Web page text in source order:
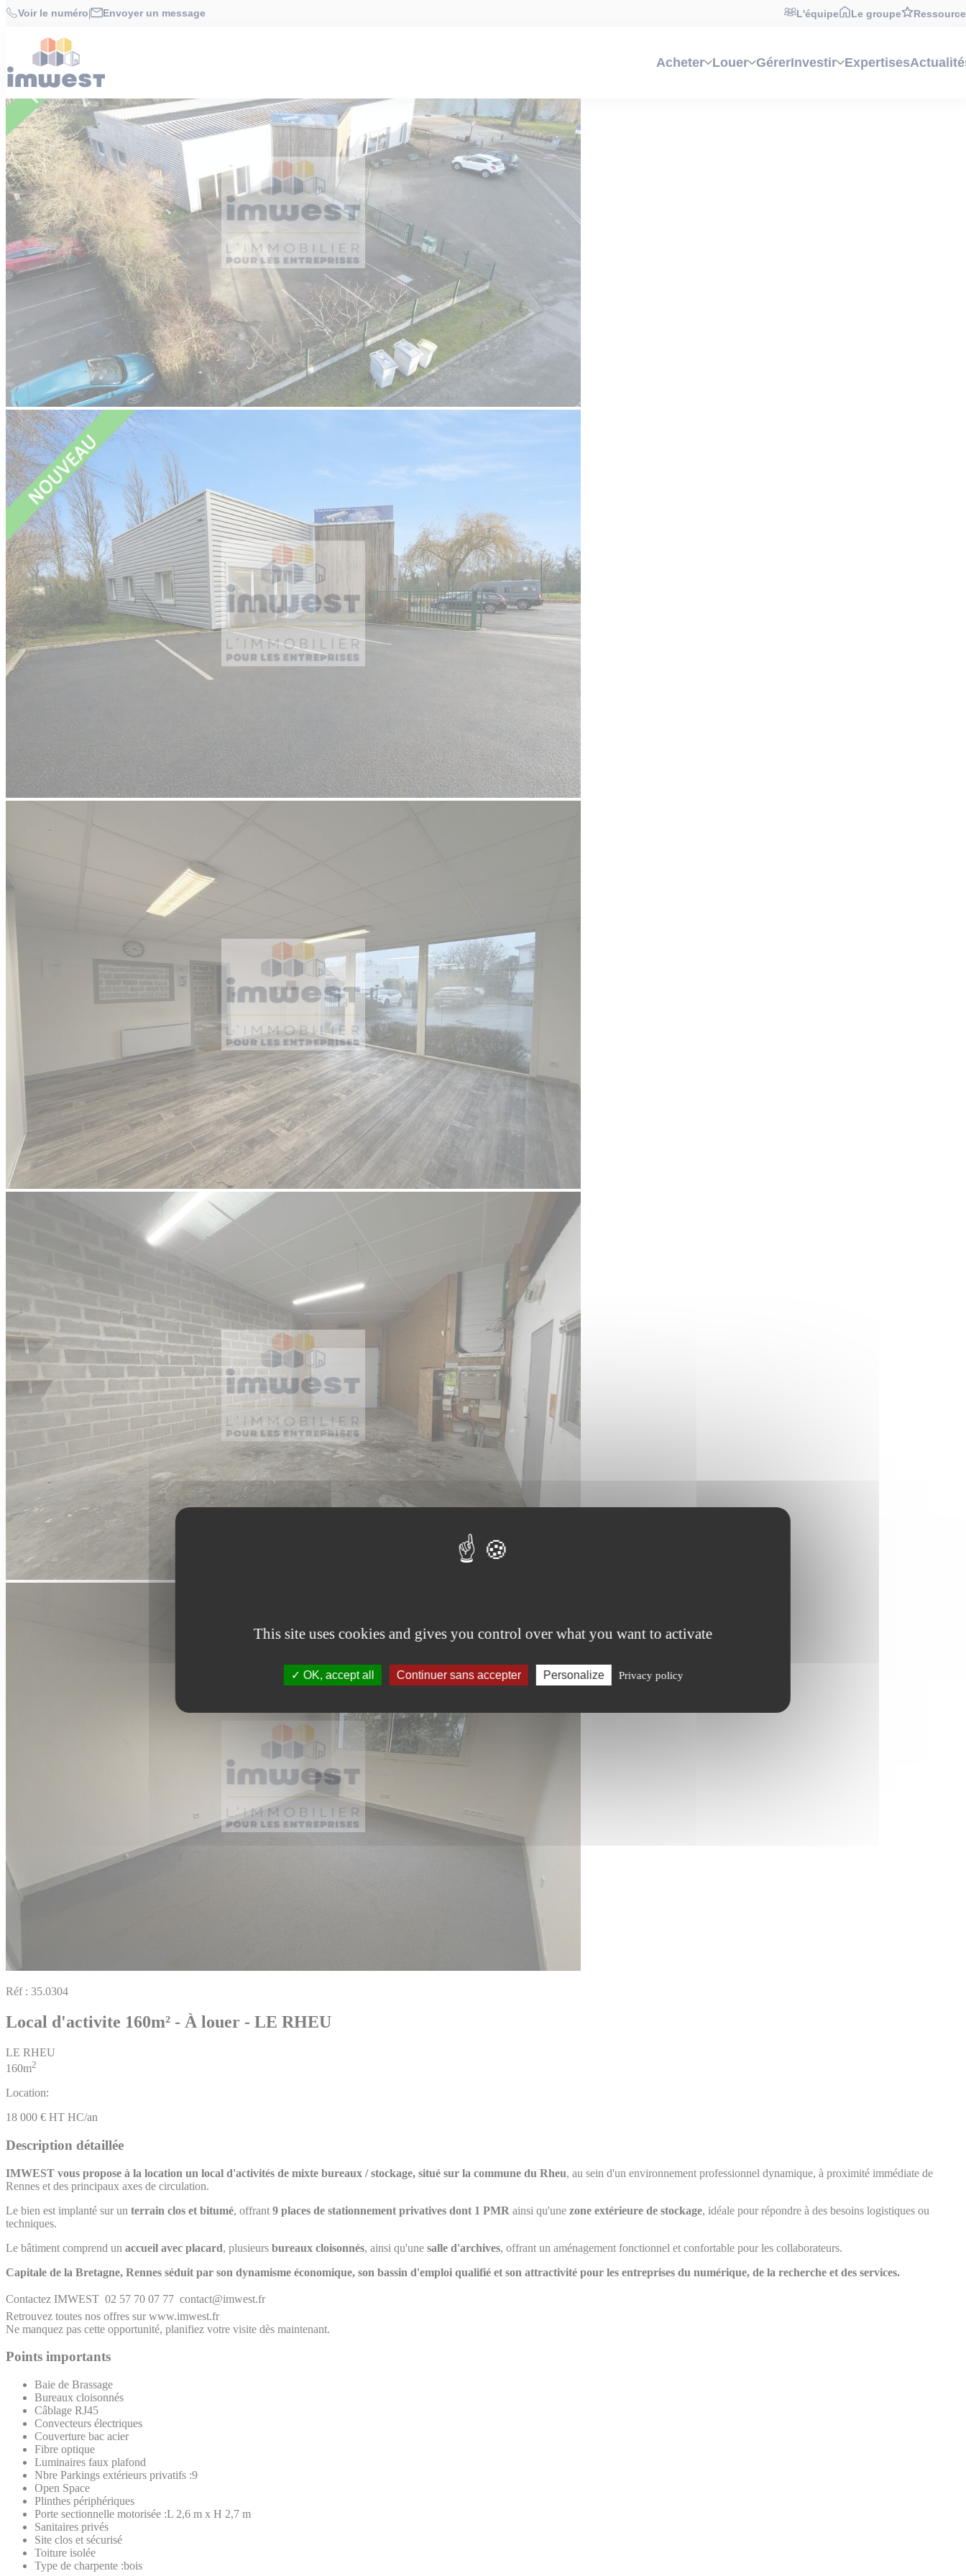
Cookies management panel
This site uses cookies and gives you control over what you want to activate
OK, accept all Continuer sans accepter Personalize Privacy policy
Voir le numéro| Envoyer un message L'équipe Le groupe
Acheter Louer GérerInvestir Expertises
Accueil>Offres>LOCAL D'ACTIVITE 160 m² à LE RHEU
Réf : 35.0304
Local d'activite 160m² - À louer - LE RHEU
LE RHEU
160m2
Location:
18 000 € HT HC/an
Description détaillée
IMWEST vous propose à la location un local d'activités de mixte bureaux / stockage, situé sur la commune du Rheu, au sein d'un environnement professionnel dynamique, à proximité immédiate de
Rennes et des principaux axes de circulation.
Le bien est implanté sur un terrain clos et bitumé, offrant 9 places de stationnement privatives dont 1 PMR ainsi qu'une zone extérieure de stockage, idéale pour répondre à des besoins logistiques ou
techniques.
Le bâtiment comprend un accueil avec placard, plusieurs bureaux cloisonnés, ainsi qu'une salle d'archives, offrant un aménagement fonctionnel et confortable pour les collaborateurs.
Capitale de la Bretagne, Rennes séduit par son dynamisme économique, son bassin d'emploi qualifié et son attractivité pour les entreprises du numérique, de la recherche et des services.
Contactez IMWEST  02 57 70 07 77  contact@imwest.fr
Retrouvez toutes nos offres sur www.imwest.fr
Ne manquez pas cette opportunité, planifiez votre visite dès maintenant.
Points importants
Baie de Brassage
Bureaux cloisonnés
Câblage RJ45
Convecteurs électriques
Couverture bac acier
Fibre optique
Luminaires faux plafond
Nbre Parkings extérieurs privatifs :9
Open Space
Plinthes périphériques
Porte sectionnelle motorisée :L 2,6 m x H 2,7 m
Sanitaires privés
Site clos et sécurisé
Toiture isolée
Type de charpente :bois